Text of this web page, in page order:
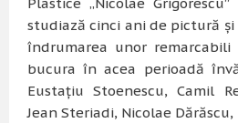
Plastice „Nicolae
studiază cinci ani de pictură
îndrumarea unor
bucura în acea perioadă
Eustaţiu Stoenescu, Camil
Jean Steriadi, Nicolae Dărăscu,